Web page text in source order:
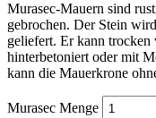
Murasec-Mauern sind
gebrochen. Der Stein
geliefert. Er kann trocken
hinterbetoniert oder mit
kann die Mauerkrone
Murasec Menge